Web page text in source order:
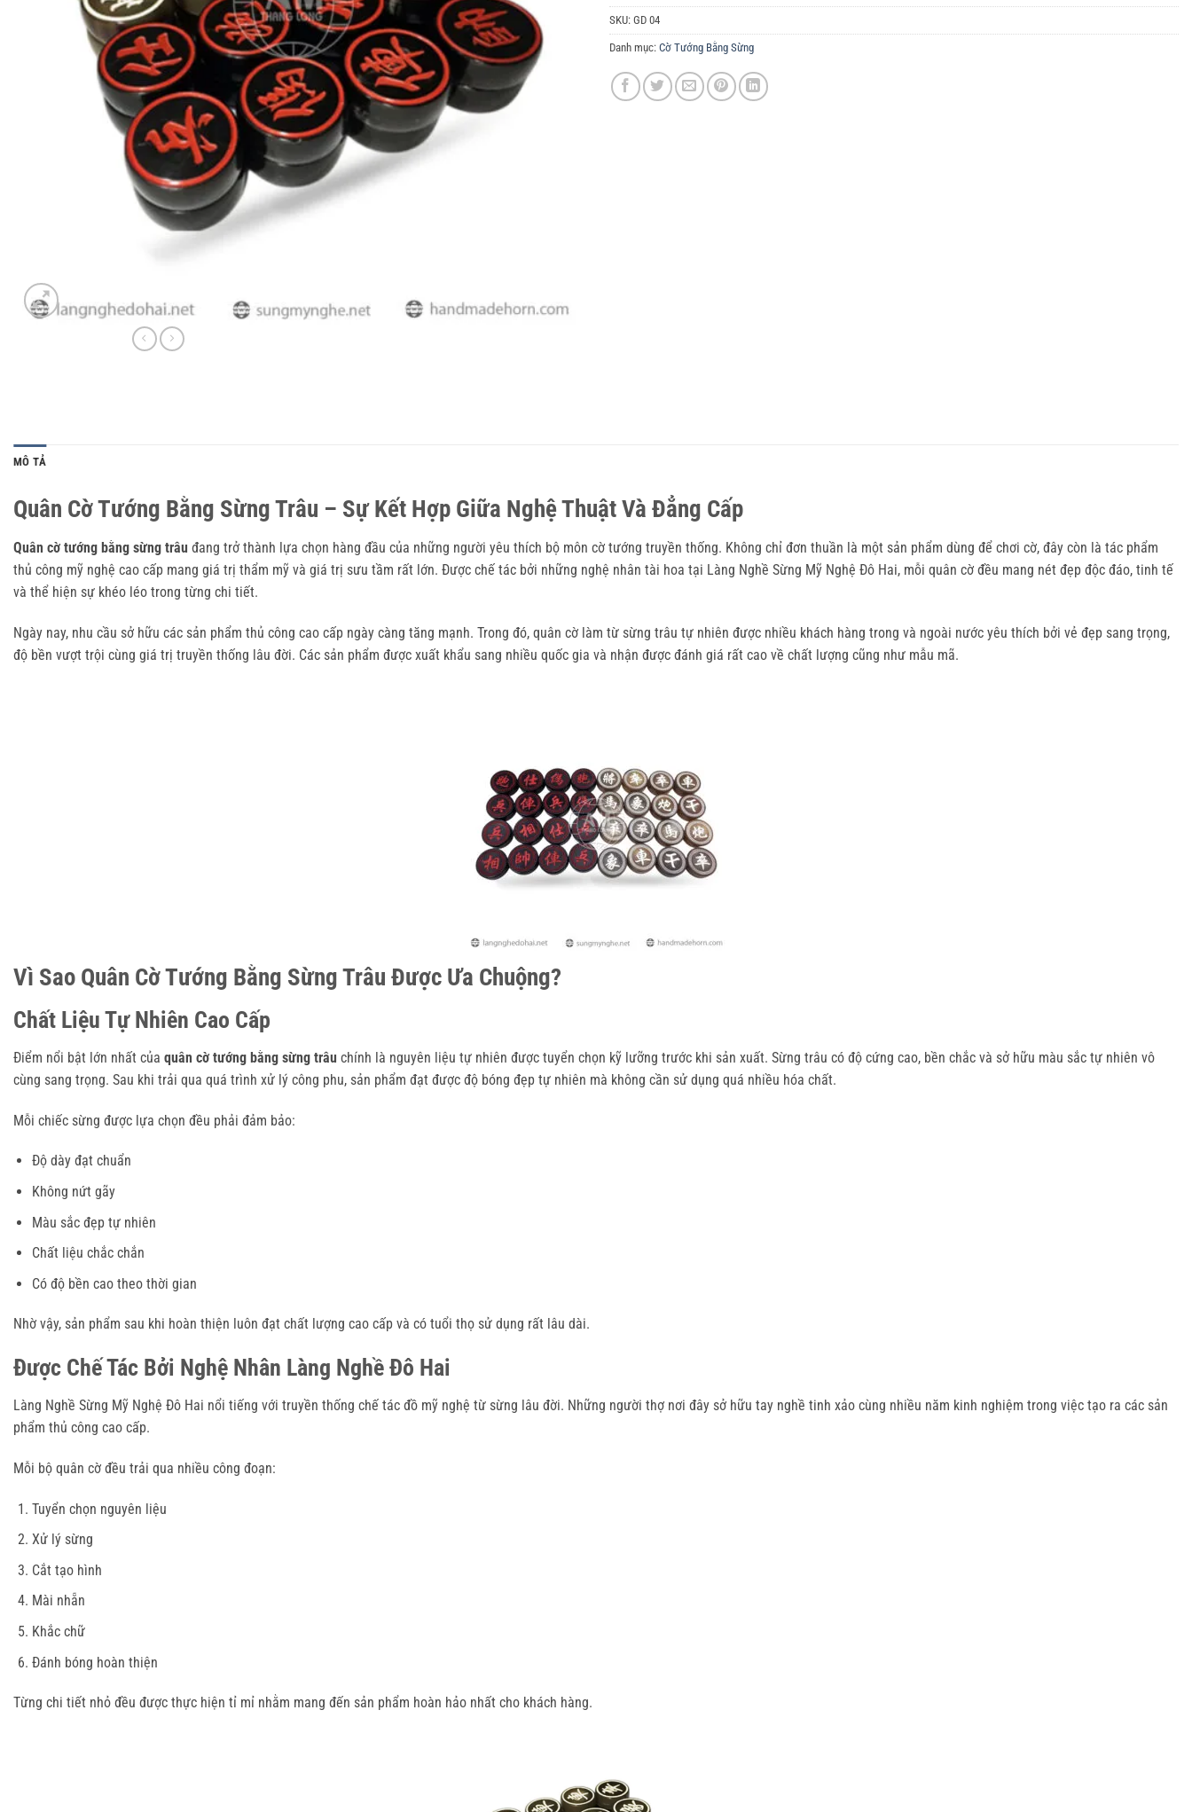
SKU: GD 04
Danh mục: Cờ Tướng Bằng Sừng
MÔ TẢ
Quân Cờ Tướng Bằng Sừng Trâu – Sự Kết Hợp Giữa Nghệ Thuật Và Đẳng Cấp
Quân cờ tướng bằng sừng trâu đang trở thành lựa chọn hàng đầu của những người yêu thích bộ môn cờ tướng truyền thống. Không chỉ đơn thuần là một sản phẩm dùng để chơi cờ, đây còn là tác phẩm
thủ công mỹ nghệ cao cấp mang giá trị thẩm mỹ và giá trị sưu tầm rất lớn. Được chế tác bởi những nghệ nhân tài hoa tại Làng Nghề Sừng Mỹ Nghệ Đô Hai, mỗi quân cờ đều mang nét đẹp độc đáo, tinh tế
và thể hiện sự khéo léo trong từng chi tiết.
Ngày nay, nhu cầu sở hữu các sản phẩm thủ công cao cấp ngày càng tăng mạnh. Trong đó, quân cờ làm từ sừng trâu tự nhiên được nhiều khách hàng trong và ngoài nước yêu thích bởi vẻ đẹp sang trọng,
độ bền vượt trội cùng giá trị truyền thống lâu đời. Các sản phẩm được xuất khẩu sang nhiều quốc gia và nhận được đánh giá rất cao về chất lượng cũng như mẫu mã.
Vì Sao Quân Cờ Tướng Bằng Sừng Trâu Được Ưa Chuộng?
Chất Liệu Tự Nhiên Cao Cấp
Điểm nổi bật lớn nhất của quân cờ tướng bằng sừng trâu chính là nguyên liệu tự nhiên được tuyển chọn kỹ lưỡng trước khi sản xuất. Sừng trâu có độ cứng cao, bền chắc và sở hữu màu sắc tự nhiên vô
cùng sang trọng. Sau khi trải qua quá trình xử lý công phu, sản phẩm đạt được độ bóng đẹp tự nhiên mà không cần sử dụng quá nhiều hóa chất.
Mỗi chiếc sừng được lựa chọn đều phải đảm bảo:
Độ dày đạt chuẩn
Không nứt gãy
Màu sắc đẹp tự nhiên
Chất liệu chắc chắn
Có độ bền cao theo thời gian
Nhờ vậy, sản phẩm sau khi hoàn thiện luôn đạt chất lượng cao cấp và có tuổi thọ sử dụng rất lâu dài.
Được Chế Tác Bởi Nghệ Nhân Làng Nghề Đô Hai
Làng Nghề Sừng Mỹ Nghệ Đô Hai nổi tiếng với truyền thống chế tác đồ mỹ nghệ từ sừng lâu đời. Những người thợ nơi đây sở hữu tay nghề tinh xảo cùng nhiều năm kinh nghiệm trong việc tạo ra các sản
phẩm thủ công cao cấp.
Mỗi bộ quân cờ đều trải qua nhiều công đoạn:
Tuyển chọn nguyên liệu
Xử lý sừng
Cắt tạo hình
Mài nhẵn
Khắc chữ
Đánh bóng hoàn thiện
Từng chi tiết nhỏ đều được thực hiện tỉ mỉ nhằm mang đến sản phẩm hoàn hảo nhất cho khách hàng.